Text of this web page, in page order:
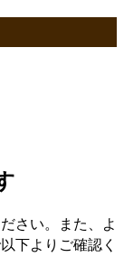
さい。また、よ
下よりご確認く